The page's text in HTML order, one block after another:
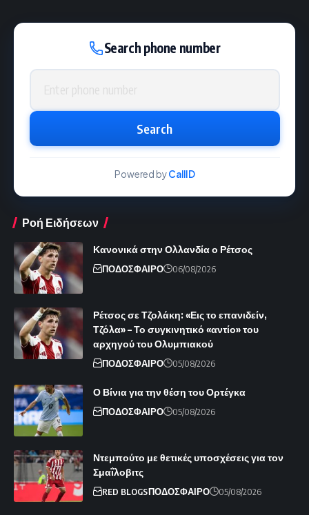
Search phone number
Phone number
Search
Powered byCallID
Ροή Ειδήσεων
Κανονικά στην Ολλανδία ο Ρέτσος
ΠΟΔΟΣΦΑΙΡΟ 06/08/2026
Ρέτσος σε Τζολάκη: «Εις το επανιδείν,
Τζόλα» – Το συγκινητικό «αντίο» του
αρχηγού του Ολυμπιακού
ΠΟΔΟΣΦΑΙΡΟ 05/08/2026
Ο Βίνια για την θέση του Ορτέγκα
ΠΟΔΟΣΦΑΙΡΟ 05/08/2026
Ντεμπούτο με θετικές υποσχέσεις για τον
Σμαΐλοβιτς
RED BLOGSΠΟΔΟΣΦΑΙΡΟ 05/08/2026